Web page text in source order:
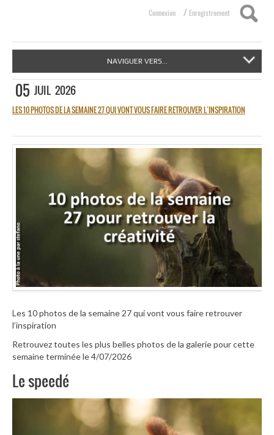
Connexion / Enregistrement
NAVIGUER VERS...
05 JUIL 2026
LES 10 PHOTOS DE LA SEMAINE 27 QUI VONT VOUS FAIRE RETROUVER L’INSPIRATION
Les 10 photos de la semaine 27 qui vont vous faire retrouver
l’inspiration
Retrouvez toutes les plus belles photos de la galerie pour cette
semaine terminée le 4/07/2026
Le speedé